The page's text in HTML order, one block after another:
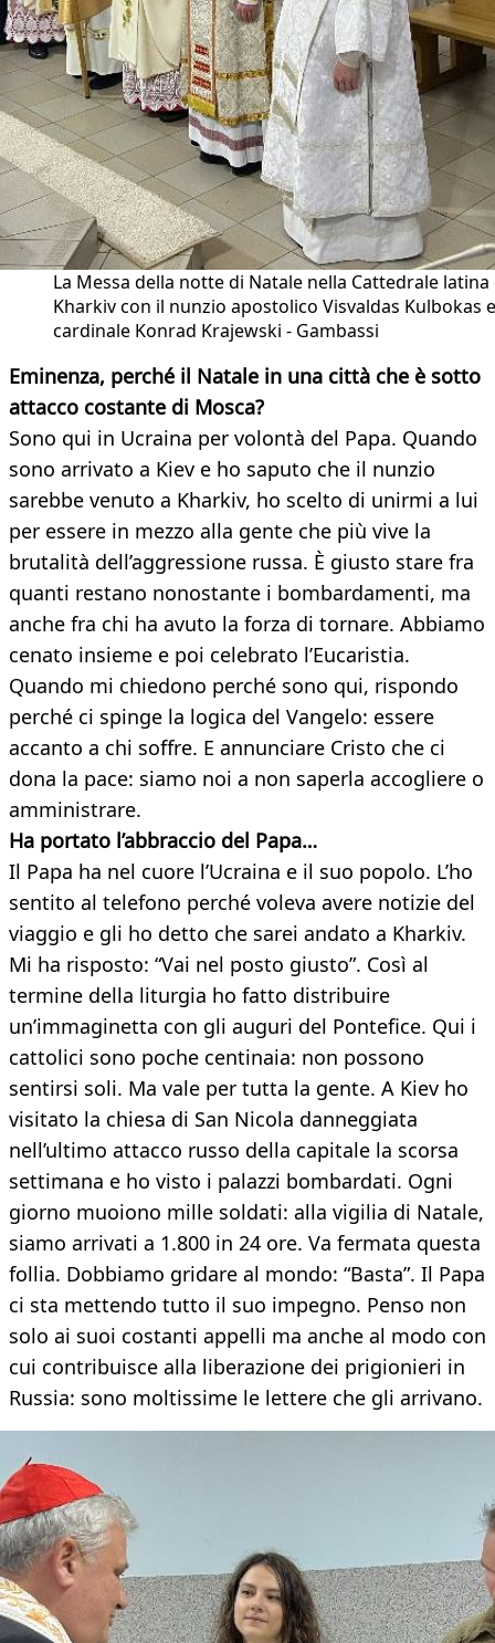
La Messa della notte di Natale nella Cattedrale latina
Kharkiv con il nunzio apostolico Visvaldas Kulbokas
cardinale Konrad Krajewski - Gambassi
Eminenza, perché il Natale in una città che è sotto
attacco costante di Mosca?
Sono qui in Ucraina per volontà del Papa. Quando
sono arrivato a Kiev e ho saputo che il nunzio
sarebbe venuto a Kharkiv, ho scelto di unirmi a lui
per essere in mezzo alla gente che più vive la
brutalità dell’aggressione russa. È giusto stare fra
quanti restano nonostante i bombardamenti, ma
anche fra chi ha avuto la forza di tornare. Abbiamo
cenato insieme e poi celebrato l’Eucaristia.
Quando mi chiedono perché sono qui, rispondo
perché ci spinge la logica del Vangelo: essere
accanto a chi soffre. E annunciare Cristo che ci
dona la pace: siamo noi a non saperla accogliere o
amministrare.
Ha portato l’abbraccio del Papa…
Il Papa ha nel cuore l’Ucraina e il suo popolo. L’ho
sentito al telefono perché voleva avere notizie del
viaggio e gli ho detto che sarei andato a Kharkiv.
Mi ha risposto: “Vai nel posto giusto”. Così al
termine della liturgia ho fatto distribuire
un’immaginetta con gli auguri del Pontefice. Qui i
cattolici sono poche centinaia: non possono
sentirsi soli. Ma vale per tutta la gente. A Kiev ho
visitato la chiesa di San Nicola danneggiata
nell’ultimo attacco russo della capitale la scorsa
settimana e ho visto i palazzi bombardati. Ogni
giorno muoiono mille soldati: alla vigilia di Natale,
siamo arrivati a 1.800 in 24 ore. Va fermata questa
follia. Dobbiamo gridare al mondo: “Basta”. Il Papa
ci sta mettendo tutto il suo impegno. Penso non
solo ai suoi costanti appelli ma anche al modo con
cui contribuisce alla liberazione dei prigionieri in
Russia: sono moltissime le lettere che gli arrivano.